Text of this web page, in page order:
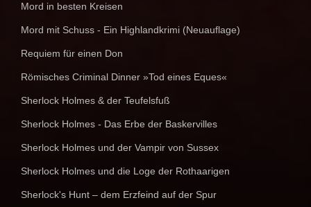
Mord in besten Kreisen
Mord mit Schuss - Ein Highlandkrimi (Neuauflage)
Requiem für einen Don
Römisches Criminal Dinner »Tod eines Eques«
Sherlock Holmes & der Teufelsfuß
Sherlock Holmes - Das Erbe der Baskervilles
Sherlock Holmes und der Vampir von Sussex
Sherlock Holmes und die Loge der Rothaarigen
Sherlock's Hunt – dem Erzfeind auf der Spur